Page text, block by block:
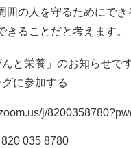
囲の人を守るためにでき
きることだと考えます。
と栄養」のお知らせです
に参加する
j/
035 8780